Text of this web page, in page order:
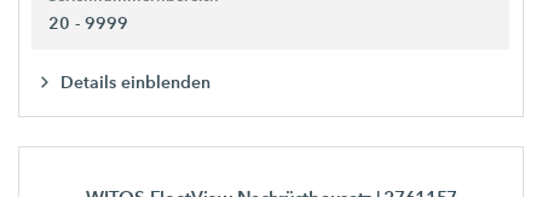
20 - 9999
Details einblenden